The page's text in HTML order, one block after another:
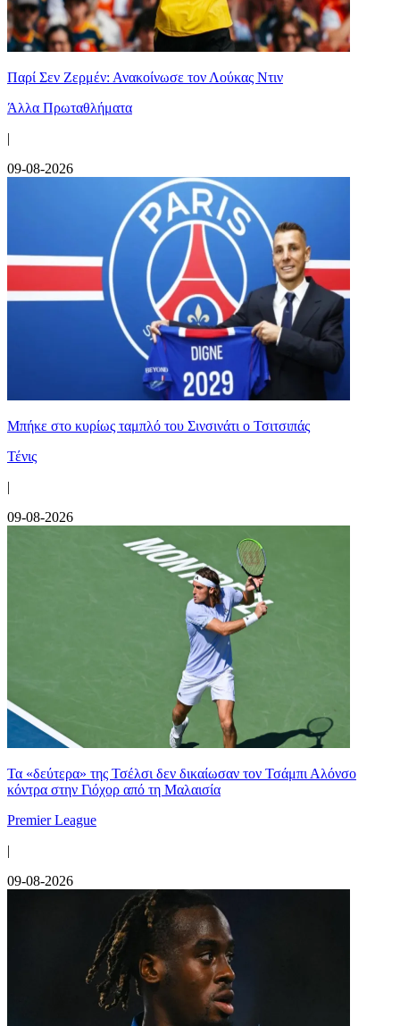
Παρί Σεν Ζερμέν: Ανακοίνωσε τον Λούκας Ντιν
Άλλα Πρωταθλήματα
|
09-08-2026
Mπήκε στο κυρίως ταμπλό του Σινσινάτι ο Τσιτσιπάς
Τένις
|
09-08-2026
Τα «δεύτερα» της Τσέλσι δεν δικαίωσαν τον Τσάμπι Αλόνσο
κόντρα στην Γιόχορ από τη Μαλαισία
Premier League
|
09-08-2026